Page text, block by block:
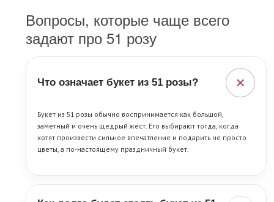
Вопросы, которые чаще всего
задают про 51 розу
Что означает букет из 51 розы? +
Букет из 51 розы обычно воспринимается как большой,
заметный и очень щедрый жест. Его выбирают тогда, когда
хотят произвести сильное впечатление и подарить не просто
цветы, а по-настоящему праздничный букет.